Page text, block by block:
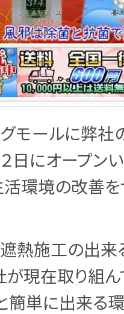
モールに弊社
日にオープン
環境の改善を
熱施工の出来
が現在取り組
簡単に出来る